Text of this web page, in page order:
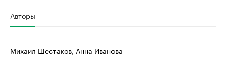
Авторы
Михаил Шестаков, Анна Иванова